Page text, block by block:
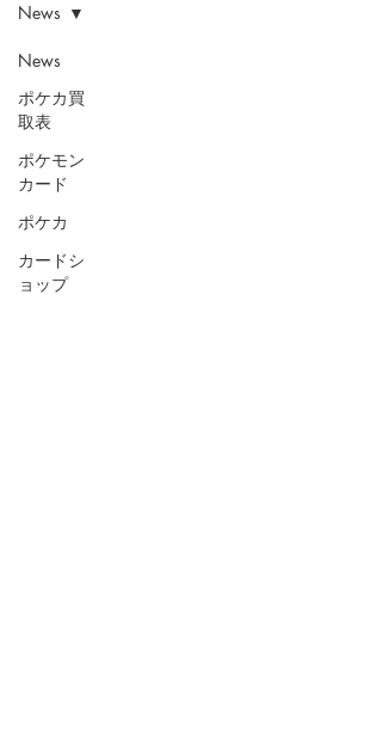
News
ポケカ買
取表
ポケモン
カード
ポケカ
カードシ
ョップ
News